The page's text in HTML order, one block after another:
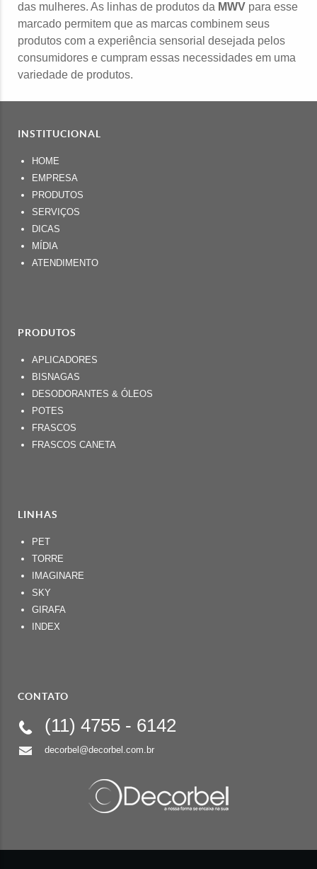
das mulheres. As linhas de produtos da MWV para esse
marcado permitem que as marcas combinem seus
produtos com a experiência sensorial desejada pelos
consumidores e cumpram essas necessidades em uma
variedade de produtos.
INSTITUCIONAL
HOME
EMPRESA
PRODUTOS
SERVIÇOS
DICAS
MÍDIA
ATENDIMENTO
PRODUTOS
APLICADORES
BISNAGAS
DESODORANTES & ÓLEOS
POTES
FRASCOS
FRASCOS CANETA
LINHAS
PET
TORRE
IMAGINARE
SKY
GIRAFA
INDEX
CONTATO
(11) 4755 - 6142
decorbel@decorbel.com.br